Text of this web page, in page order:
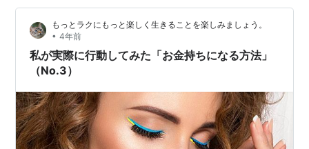
体と心のコンディション爆上がりに本人が一番ビックリ
💣😲❗ 「継続は力なり」を今も実…
もっとラクにもっと楽しく生きることを楽しみましょう。
• 4年前
私が実際に行動してみた「お金持ちになる方法」
（No.3）